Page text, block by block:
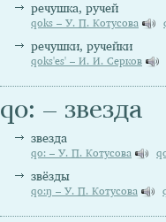
речушка, ручей
qoks – У. П. Котусова
речушки, ручейки
qoks'es' – И. И. Серков
qo: – звезда
звезда
qo: – У. П. Котусова
звёзды
qo:ŋ – У. П. Котусова